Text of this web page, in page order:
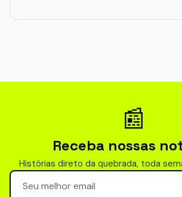
📰
Receba nossas
Histórias direto da quebrada, toda
Seu email para newsletter